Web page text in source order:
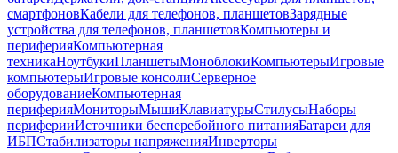
смартфоновКабели для телефонов, планшетовЗарядные
устройства для телефонов, планшетовКомпьютеры и
периферияКомпьютерная
техникаНоутбукиПланшетыМоноблокиКомпьютерыИгровые
компьютерыИгровые консолиСерверное
оборудованиеКомпьютерная
периферияМониторыМышиКлавиатурыСтилусыНаборы
периферииИсточники бесперебойного питанияБатареи для
ИБПСтабилизаторы напряженияИнверторы